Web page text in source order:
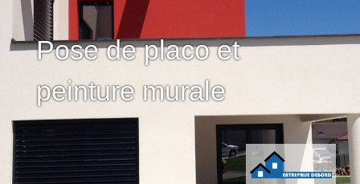
Pose de placo et
peinture murale